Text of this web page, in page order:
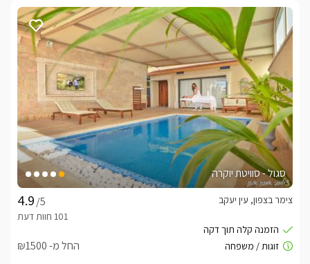
סגול - סוויטת יוקרה
/5
צימר בצפון, עין יעקב
החל מ- ₪1500